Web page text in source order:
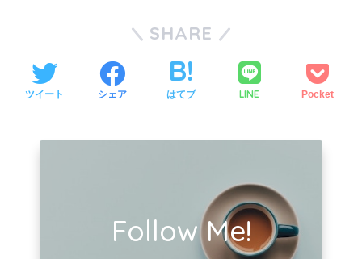
SHARE
ツイート シェア はてブ LINE Pocket
Follow Me!